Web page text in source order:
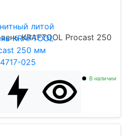
KRAFTOOL Procast 250
В наличии